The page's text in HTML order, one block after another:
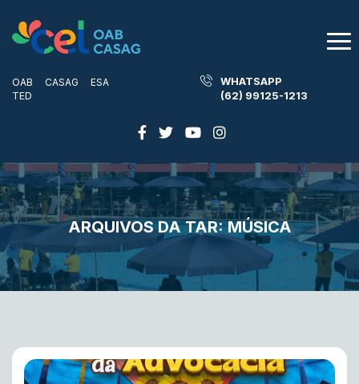
OAB CASAG
ESA
TED
WHATSAPP
(62) 99125-1213
ARQUIVOS DA TAR:MÚSICA